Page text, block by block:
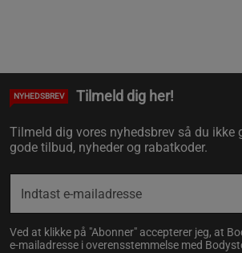
NYHEDSBREV Tilmeld dig her!
Tilmeld dig vores nyhedsbrev så du ikke
gode tilbud, nyheder og rabatkoder.
Ved at klikke på "Abonner" accepterer jeg, at
e-mailadresse i overensstemmelse med